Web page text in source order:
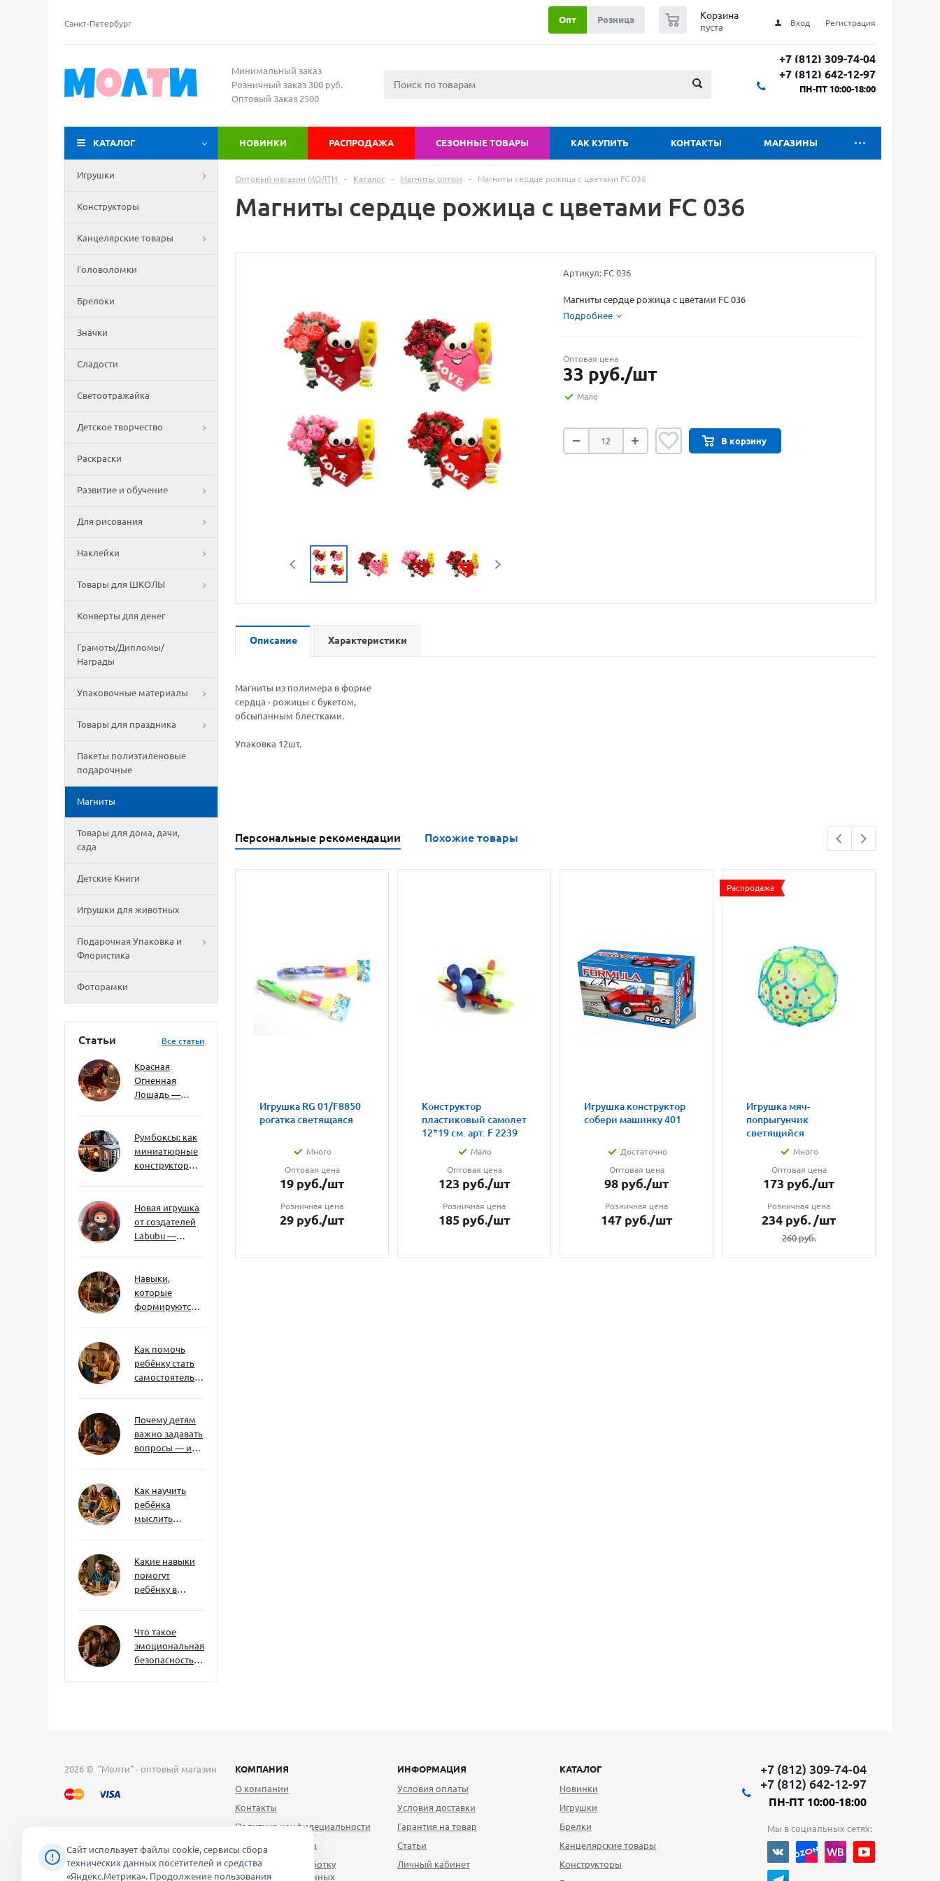
Санкт-Петербург Вход Регистрация
Корзина
пуста
Опт Розница
Минимальный заказ
Розничный заказ 300 руб.
Оптовый Заказ 2500
+7 (812) 309-74-04
+7 (812) 642-12-97
ПН-ПТ 10:00-18:00
КАТАЛОГ НОВИНКИ РАСПРОДАЖА СЕЗОННЫЕ ТОВАРЫ КАК КУПИТЬ КОНТАКТЫ МАГАЗИНЫ
Игрушки
Конструкторы
Канцелярские товары
Головоломки
Брелоки
Значки
Сладости
Светоотражайка
Детское творчество
Раскраски
Развитие и обучение
Для рисования
Наклейки
Товары для ШКОЛЫ
Конверты для денег
Грамоты/Дипломы/
Награды
Упаковочные материалы
Товары для праздника
Пакеты полиэтиленовые
подарочные
Магниты
Товары для дома, дачи,
сада
Детские Книги
Игрушки для животных
Подарочная Упаковка и
Флористика
Фоторамки
Статьи Все статьи
Красная
Огненная
Лошадь —
ждать и как
подготовиться
Румбоксы: как
миниатюрные
конструкторы
мышление и
внимание к
деталям
Новая игрушка
от создателей
Labubu —
Навыки,
которые
формируются
ребёнка
успешным
Как помочь
ребёнку стать
самостоятельным
Почему детям
важно задавать
вопросы — и
Как научить
ребёнка
мыслить
сложностей
Какие навыки
помогут
ребёнку в
их уже сейчас
Что такое
эмоциональная
безопасность
Оптовый магазин МОЛТИ - Каталог - Магниты оптом - Магниты сердце рожица с цветами FC 036
Магниты сердце рожица с цветами FC 036
Артикул: FC 036
Магниты сердце рожица с цветами FC 036
Подробнее
Оптовая цена
33 руб./шт
Мало
В корзину
Описание Характеристики
Магниты из полимера в форме
сердца - рожицы с букетом,
обсыпанным блестками.
Упаковка 12шт.
Персональные рекомендации Похожие товары
Игрушка RG 01/F8850
рогатка светящаяся
Много
Оптовая цена
19 руб./шт
Розничная цена
29 руб./шт
Конструктор
пластиковый самолет
12*19 см. арт. F 2239
Мало
Оптовая цена
123 руб./шт
Розничная цена
185 руб./шт
Игрушка конструктор
собери машинку 401
Достаточно
Оптовая цена
98 руб./шт
Розничная цена
147 руб./шт
Распродажа
Игрушка мяч-
попрыгунчик
светящийся
Много
Оптовая цена
173 руб./шт
Розничная цена
234 руб. /шт
260руб.
2026 © "Молти" - оптовый магазин
КОМПАНИЯ
О компании
Контакты
Политика конфидециальности
Публичная оферта
Согласие на обработку
персональных данных
ИНФОРМАЦИЯ
Условия оплаты
Условия доставки
Гарантия на товар
Статьи
Личный кабинет
КАТАЛОГ
Новинки
Игрушки
Брелки
Канцелярские товары
Конструкторы
+7 (812) 309-74-04
+7 (812) 642-12-97
ПН-ПТ 10:00-18:00
Мы в социальных сетях:
Сайт использует файлы cookie, сервисы сбора
технических данных посетителей и средства
«Яндекс.Метрика». Продолжение пользования